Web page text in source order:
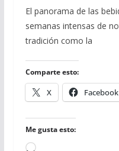
c
e
b
o
i
t
t
l
El panorama de las
semanas intensas de
tradición como la
Comparte esto:
X Facebook
Me gusta esto: